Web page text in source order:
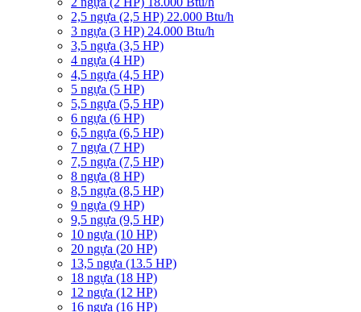
2,5 ngựa (2,5 HP) 22.000 Btu/h
3 ngựa (3 HP) 24.000 Btu/h
3,5 ngựa (3,5 HP)
4 ngựa (4 HP)
4,5 ngựa (4,5 HP)
5 ngựa (5 HP)
5,5 ngựa (5,5 HP)
6 ngựa (6 HP)
6,5 ngựa (6,5 HP)
7 ngựa (7 HP)
7,5 ngựa (7,5 HP)
8 ngựa (8 HP)
8,5 ngựa (8,5 HP)
9 ngựa (9 HP)
9,5 ngựa (9,5 HP)
10 ngựa (10 HP)
20 ngựa (20 HP)
13,5 ngựa (13.5 HP)
18 ngựa (18 HP)
12 ngựa (12 HP)
16 ngựa (16 HP)